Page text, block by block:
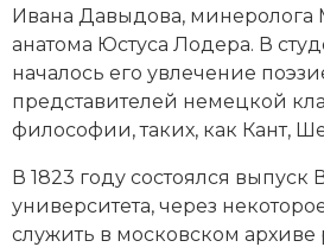
Общественные объединения
Политическая история
Революции и народные
Религия и церковь
Россия
Ивана Давыдова, минеролога
анатома Юстуса Лодера. В
началось его увлечение
представителей немецкой
философии, таких, как Кант,
В 1823 году состоялся выпуск
университета, через
служить в московском архиве